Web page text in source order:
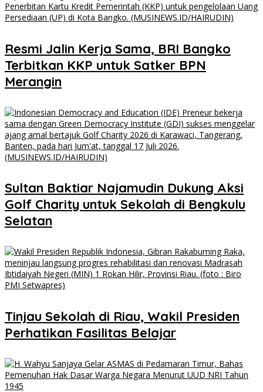
​Resmi Jalin Kerja Sama, BRI Bangko
Terbitkan KKP untuk Satker BPN
Merangin
Sultan Baktiar Najamudin Dukung Aksi
Golf Charity untuk Sekolah di Bengkulu
Selatan
Tinjau Sekolah di Riau, Wakil Presiden
Perhatikan Fasilitas Belajar